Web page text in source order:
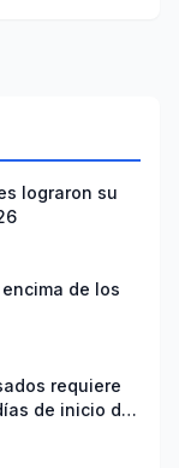
lograron su
de los
requiere
de inicio del